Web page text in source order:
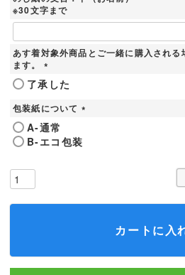
※30文字まで
あす着対象外商品とご一緒に購入される
ます。
(
必
須
)
了承した
包装紙について
須
A-通常
B-エコ包装
カートに入